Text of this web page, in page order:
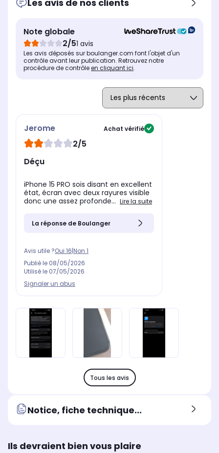
2556 x 1179 pixels
Plat
Technologie de l'écran
Super Retina XDR
2796 x 1290 pixels
Super Retina XDR
Les avis de nos clients
Note globale
2/51 avis
Les avis déposés sur boulanger.com font l'objet d'un
contrôle avant leur publication. Retrouvez notre
procédure de contrôleen cliquant ici.
Jerome Achat vérifié
2/5
Déçu
iPhone 15 PRO sois disant en excellent
état, écran avec deux rayures visible
donc une assez profonde... Lire la suite
La réponse de Boulanger
Avis utile ?Oui 16|Non 1
Publié le 08/05/2026
Utilisé le 07/05/2026
Signaler un abus
Tous les avis
Notice, fiche technique...
Ils devraient bien vous plaire